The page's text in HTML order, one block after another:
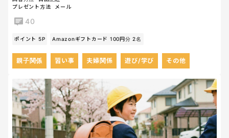
プレゼント方法
メール
40
ポイント 5P Amazonギフトカード 100円分 2名
親子関係 習い事 夫婦関係 遊び/学び その他